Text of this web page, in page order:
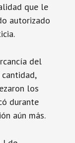
que le
autorizado
del
los
durante
aún más.